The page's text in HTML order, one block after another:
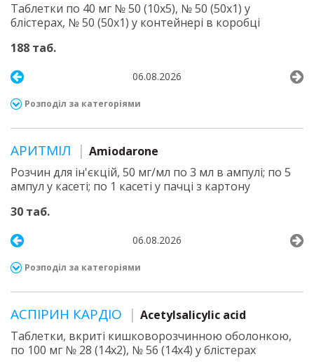
Таблетки по 40 мг № 50 (10х5), № 50 (50х1) у
блістерах, № 50 (50х1) у контейнері в коробці
188 таб.
06.08.2026
Розподіл за категоріями
АРИТМІЛ
Amiodarone
Розчин для ін'єкцій, 50 мг/мл по 3 мл в ампулі; по 5
ампул у касеті; по 1 касеті у пачці з картону
30 таб.
06.08.2026
Розподіл за категоріями
АСПІРИН КАРДІО
Acetylsalicylic acid
Таблетки, вкриті кишковорозчинною оболонкою,
по 100 мг № 28 (14х2), № 56 (14х4) у блістерах